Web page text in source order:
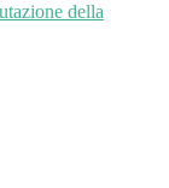
della